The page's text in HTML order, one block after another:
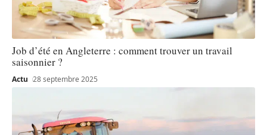
Job d’été en Angleterre : comment trouver un travail
saisonnier ?
Actu 28 septembre 2025